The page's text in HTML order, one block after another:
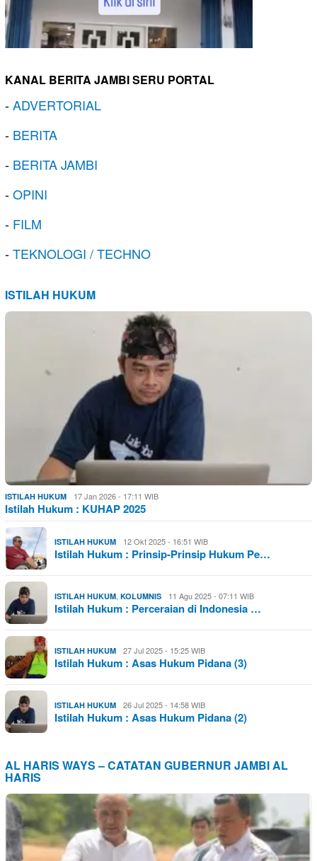
KANAL BERITA JAMBI SERU PORTAL
-ADVERTORIAL
- BERITA
- BERITA JAMBI
-OPINI
- FILM
-TEKNOLOGI / TECHNO
ISTILAH HUKUM
ISTILAH HUKUM 17 Jan 2026 - 17:11 WIB
Istilah Hukum : KUHAP 2025
ISTILAH HUKUM 12 Okt 2025 - 16:51 WIB
Istilah Hukum : Prinsip-Prinsip Hukum Pe…
ISTILAH HUKUM KOLUMNIS 11 Agu 2025 - 07:11 WIB
Istilah Hukum : Perceraian di Indonesia …
ISTILAH HUKUM 27 Jul 2025 - 15:25 WIB
Istilah Hukum : Asas Hukum Pidana (3)
ISTILAH HUKUM 26 Jul 2025 - 14:58 WIB
Istilah Hukum : Asas Hukum Pidana (2)
AL HARIS WAYS – CATATAN GUBERNUR JAMBI AL
HARIS